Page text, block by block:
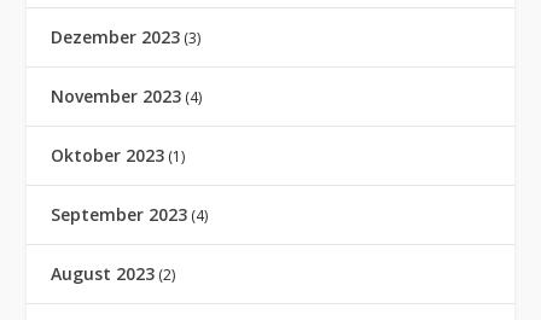
Dezember 2023 (3)
November 2023 (4)
Oktober 2023 (1)
September 2023 (4)
August 2023 (2)